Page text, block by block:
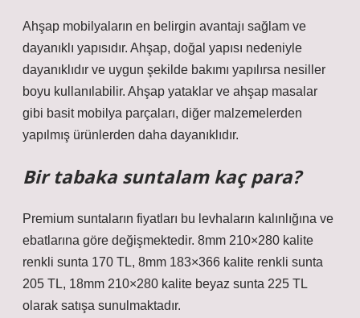
Ahşap mobilyaların en belirgin avantajı sağlam ve
dayanıklı yapısıdır. Ahşap, doğal yapısı nedeniyle
dayanıklıdır ve uygun şekilde bakımı yapılırsa nesiller
boyu kullanılabilir. Ahşap yataklar ve ahşap masalar
gibi basit mobilya parçaları, diğer malzemelerden
yapılmış ürünlerden daha dayanıklıdır.
Bir tabaka suntalam kaç para?
Premium suntaların fiyatları bu levhaların kalınlığına ve
ebatlarına göre değişmektedir. 8mm 210×280 kalite
renkli sunta 170 TL, 8mm 183×366 kalite renkli sunta
205 TL, 18mm 210×280 kalite beyaz sunta 225 TL
olarak satışa sunulmaktadır.